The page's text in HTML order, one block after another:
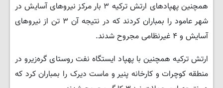
همچنین پهپادهای ارتش ترکیه ۳ بار مرکز نیروهای آسایش در
شهر عامود را بمباران کردند که در نتیجه آن ۳ تن از نیروهای
آسایش و ۴ غیرنظامی مجروح شدند.
ارتش ترکیه همچنین با پهپاد ایستگاه نفت روستای گره‌زیرو در
منطقه کوچرات و کارخانه پنیر و ماست دیرک را بمباران کرد که